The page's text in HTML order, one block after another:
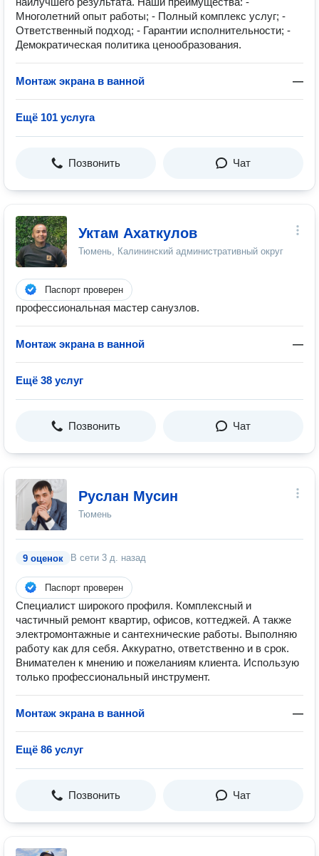
Многолетний опыт работы; - Полный комплекс услуг; -
Ответственный подход; - Гарантии исполнительности; -
Демократическая политика ценообразования.
Монтаж экрана в ванной —
Ещё 101 услуга
Позвонить Чат
Уктам Ахаткулов
Тюмень, Калининский административный округ
Паспорт проверен
профессиональная мастер санузлов.
Монтаж экрана в ванной —
Ещё 38 услуг
Позвонить Чат
Руслан Мусин
Тюмень
9 оценок В сети 3 д. назад
Паспорт проверен
Специалист широкого профиля. Комплексный и
частичный ремонт квартир, офисов, коттеджей. А также
электромонтажные и сантехнические работы. Выполняю
работу как для себя. Аккуратно, ответственно и в срок.
Внимателен к мнению и пожеланиям клиента. Использую
только профессиональный инструмент.
Монтаж экрана в ванной —
Ещё 86 услуг
Позвонить Чат